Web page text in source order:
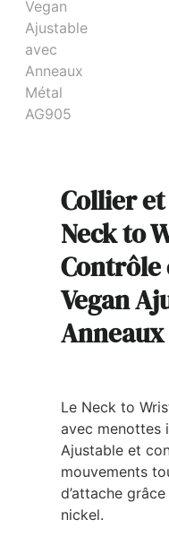
Collier et
Neck to
Contrôle
Vegan
Le Neck to
avec menottes
Ajustable et
mouvements
d’attache
nickel.